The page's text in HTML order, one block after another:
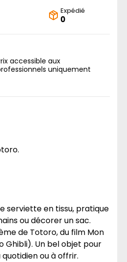
Expédié
0
accessible aux
uniquement
serviette en tissu, pratique
ou décorer un sac.
de Totoro, du film Mon
Ghibli). Un bel objet pour
quotidien ou à offrir.